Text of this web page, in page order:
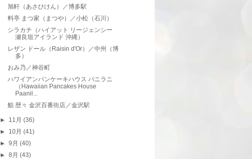
旭軒（あさひけん）／博多駅
料亭 まつ家（まつや）／小松（石川）
シラカチ（ハイアット リージェンシー
瀬良垣アイランド 沖縄）
レザン ドール（Raisin d'Or）／中州（博
多）
おみ乃／神谷町
ハワイアンパンケーキハウス パニラニ
（Hawaiian Pancakes House
Paanil...
鮨 歴々 金沢百番街店／金沢駅
► 11月(36)
► 10月(41)
►9月(40)
►8月(43)